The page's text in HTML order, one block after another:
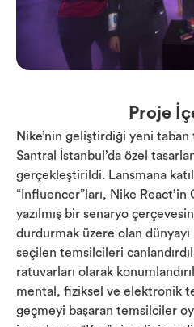
Proje
Nike’nin geliştirdiği yeni taban
Santral İstanbul’da özel
gerçekleştirildi. Lansmana
“Influencer”ları, Nike React’in
yazılmış bir senaryo
durdurmak üzere olan
seçilen temsilcileri
ratuvarları olarak
mental, fiziksel ve elektronik
geçmeyi başaran temsilciler